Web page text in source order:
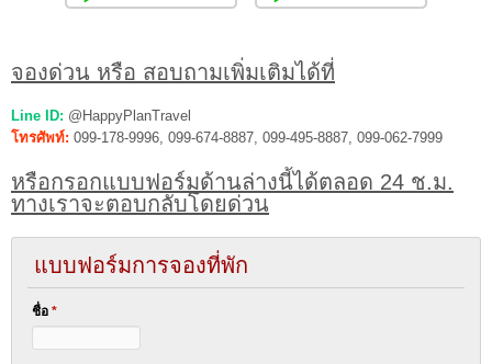
จองด่วน หรือ สอบถามเพิ่มเติมได้ที่
Line ID: @HappyPlanTravel
โทรศัพท์: 099-178-9996, 099-674-8887, 099-495-8887, 099-062-7999
หรือกรอกแบบฟอร์มด้านล่างนี้ได้ตลอด 24 ช.ม.
ทางเราจะตอบกลับโดยด่วน
แบบฟอร์มการจองที่พัก
ชื่อ *